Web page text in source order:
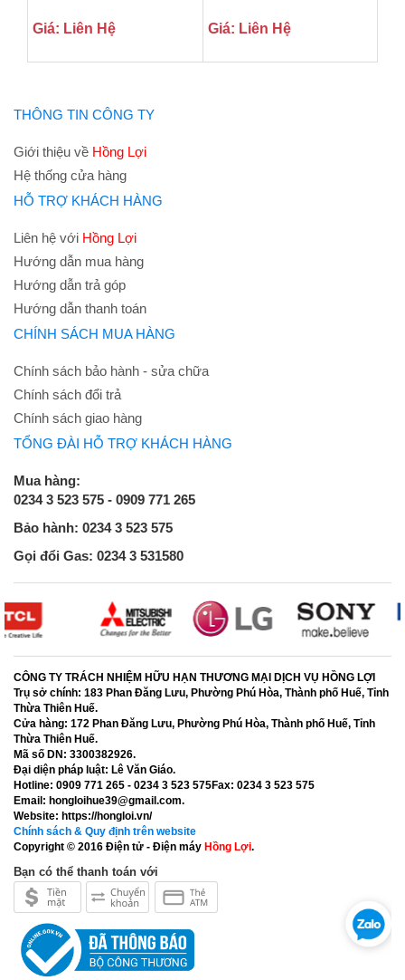
Giá: Liên Hệ Giá: Liên Hệ
THÔNG TIN CÔNG TY
Giới thiệu về Hồng Lợi
Hệ thống cửa hàng
HỖ TRỢ KHÁCH HÀNG
Liên hệ với Hồng Lợi
Hướng dẫn mua hàng
Hướng dẫn trả góp
Hướng dẫn thanh toán
CHÍNH SÁCH MUA HÀNG
Chính sách bảo hành - sửa chữa
Chính sách đổi trả
Chính sách giao hàng
TỔNG ĐÀI HỖ TRỢ KHÁCH HÀNG
Mua hàng:
0234 3 523 575 - 0909 771 265
Bảo hành: 0234 3 523 575
Gọi đổi Gas: 0234 3 531580
CÔNG TY TRÁCH NHIỆM HỮU HẠN THƯƠNG MẠI DỊCH VỤ HỒNG LỢI
Trụ sở chính: 183 Phan Đăng Lưu, Phường Phú Hòa, Thành phố Huế, Tỉnh
Thừa Thiên Huế.
Cửa hàng: 172 Phan Đăng Lưu, Phường Phú Hòa, Thành phố Huế, Tỉnh
Thừa Thiên Huế.
Mã số DN: 3300382926.
Đại diện pháp luật: Lê Văn Giáo.
Hotline: 0909 771 265 - 0234 3 523 575Fax: 0234 3 523 575
Email: hongloihue39@gmail.com.
Website: https://hongloi.vn/
Chính sách & Quy định trên website
Copyright © 2016 Điện tử - Điện máy Hồng Lợi.
Bạn có thể thanh toán với